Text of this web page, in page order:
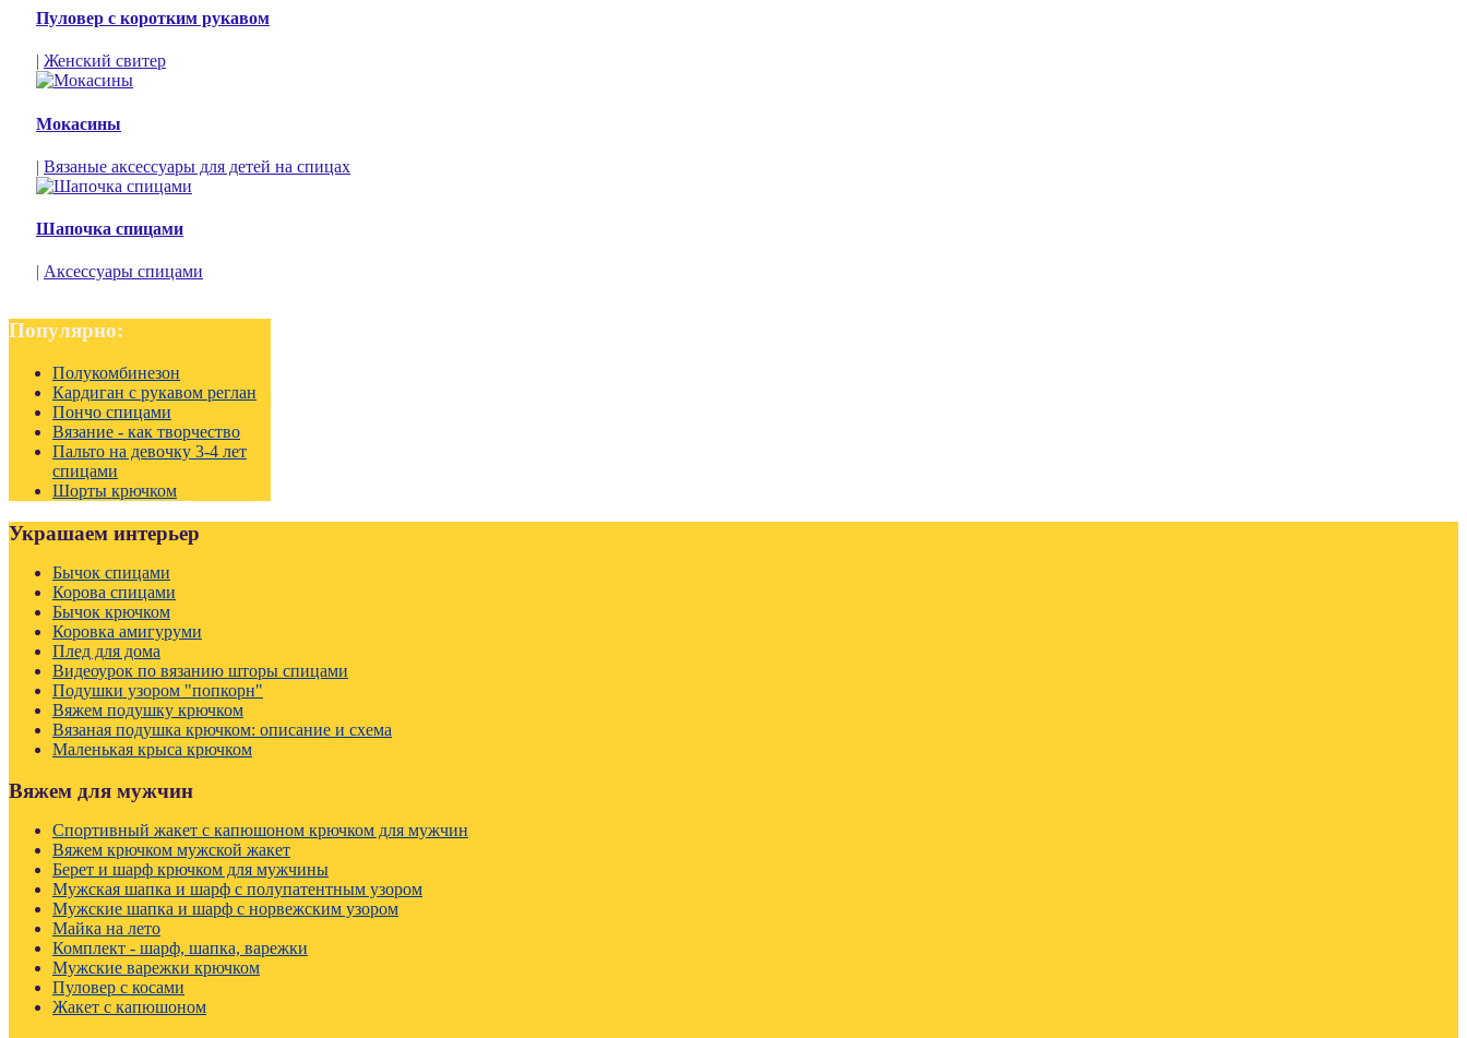
Пуловер с коротким рукавом
| Женский свитер
Мокасины
| Вязаные аксессуары для детей на спицах
Шапочка спицами
| Аксессуары спицами
Популярно:
Полукомбинезон
Кардиган с рукавом реглан
Пончо спицами
Вязание - как творчество
Пальто на девочку 3-4 лет
спицами
Шорты крючком
Украшаем интерьер
Бычок спицами
Корова спицами
Бычок крючком
Коровка амигуруми
Плед для дома
Видеоурок по вязанию шторы спицами
Подушки узором "попкорн"
Вяжем подушку крючком
Вязаная подушка крючком: описание и схема
Маленькая крыса крючком
Вяжем для мужчин
Спортивный жакет с капюшоном крючком для мужчин
Вяжем крючком мужской жакет
Берет и шарф крючком для мужчины
Мужская шапка и шарф с полупатентным узором
Мужские шапка и шарф с норвежским узором
Майка на лето
Комплект - шарф, шапка, варежки
Мужские варежки крючком
Пуловер с косами
Жакет с капюшоном